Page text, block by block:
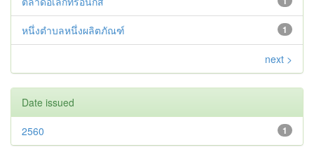
1
หนึ่งตำบลหนึ่งผลิตภัณฑ์
next >
Date issued
1
2560